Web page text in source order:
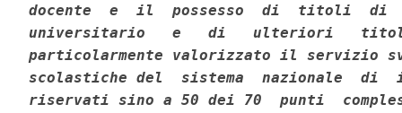
docente  e  il  possesso  di  titoli
universitario   e   di   ulteriori
particolarmente valorizzato il servizio
scolastiche del  sistema  nazionale  di
riservati sino a 50 dei 70  punti